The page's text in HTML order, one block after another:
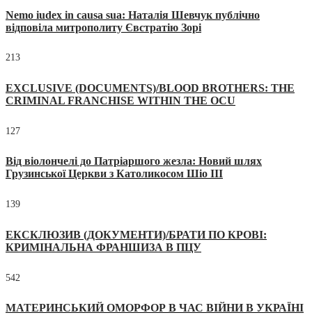
Nemo iudex in causa sua: Наталія Шевчук публічно
відповіла митрополиту Євстратію Зорі
213
EXCLUSIVE (DOCUMENTS)/BLOOD BROTHERS: THE
CRIMINAL FRANCHISE WITHIN THE OCU
127
Від віолончелі до Патріаршого жезла: Новий шлях
Грузинської Церкви з Католикосом Шіо III
139
ЕКСКЛЮЗИВ (ДОКУМЕНТИ)/БРАТИ ПО КРОВІ:
КРИМІНАЛЬНА ФРАНШИЗА В ПЦУ
542
МАТЕРИНСЬКИЙ ОМОРФОР В ЧАС ВІЙНИ В УКРАЇНІ